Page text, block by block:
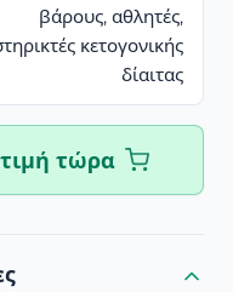
βάρους, αθλητές,
κετογονικής
δίαιτας
τώρα